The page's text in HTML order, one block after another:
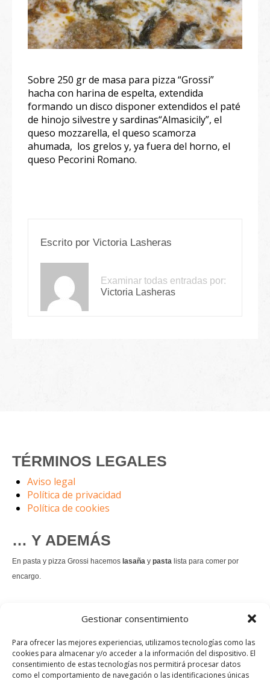
Gestionar consentimiento
Para ofrecer las mejores experiencias, utilizamos tecnologías como las
cookies para almacenar y/o acceder a la información del dispositivo. El
consentimiento de estas tecnologías nos permitirá procesar datos
como el comportamiento de navegación o las identificaciones únicas
Sobre 250 gr de masa para pizza “Grossi”
hacha con harina de espelta, extendida
formando un disco disponer extendidos el paté
de hinojo silvestre y sardinas“Almasicily”, el
queso mozzarella, el queso scamorza
ahumada, los grelos y, ya fuera del horno, el
queso Pecorini Romano.
Escrito por Victoria Lasheras
Examinar todas entradas por:
Victoria Lasheras
TÉRMINOS LEGALES
Aviso legal
Política de privacidad
Política de cookies
… Y ADEMÁS
En pasta y pizza Grossi hacemos lasaña y pasta lista para comer por
encargo.
es un permanente.
Pedir comida Just eat